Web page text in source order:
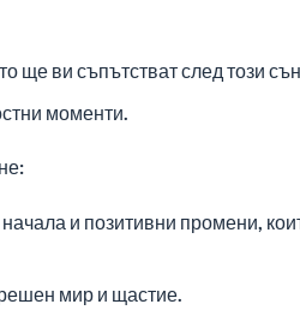
ще ви съпътстват след този
моменти.
и позитивни промени,
мир и щастие.